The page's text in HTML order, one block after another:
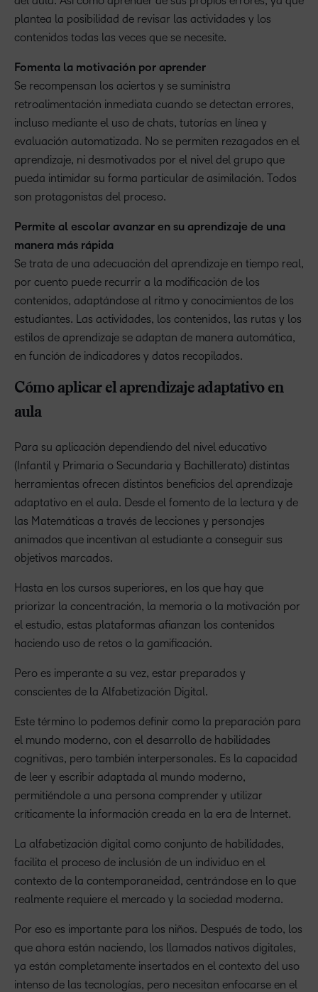
plantea la posibilidad de revisar las actividades y los
contenidos todas las veces que se necesite.
Fomenta la motivación por aprender
Se recompensan los aciertos y se suministra
retroalimentación inmediata cuando se detectan errores,
incluso mediante el uso de chats, tutorías en línea y
evaluación automatizada. No se permiten rezagados en el
aprendizaje, ni desmotivados por el nivel del grupo que
pueda intimidar su forma particular de asimilación. Todos
son protagonistas del proceso.
Permite al escolar avanzar en su aprendizaje de una
manera más rápida
Se trata de una adecuación del aprendizaje en tiempo real,
por cuento puede recurrir a la modificación de los
contenidos, adaptándose al ritmo y conocimientos de los
estudiantes. Las actividades, los contenidos, las rutas y los
estilos de aprendizaje se adaptan de manera automática,
en función de indicadores y datos recopilados.
Cómo aplicar el aprendizaje adaptativo en
aula
Para su aplicación dependiendo del nivel educativo
(Infantil y Primaria o Secundaria y Bachillerato) distintas
herramientas ofrecen distintos beneficios del aprendizaje
adaptativo en el aula. Desde el fomento de la lectura y de
las Matemáticas a través de lecciones y personajes
animados que incentivan al estudiante a conseguir sus
objetivos marcados.
Hasta en los cursos superiores, en los que hay que
priorizar la concentración, la memoria o la motivación por
el estudio, estas plataformas afianzan los contenidos
haciendo uso de retos o la gamificación.
Pero es imperante a su vez, estar preparados y
conscientes de la Alfabetización Digital.
Este término lo podemos definir como la preparación para
el mundo moderno, con el desarrollo de habilidades
cognitivas, pero también interpersonales. Es la capacidad
de leer y escribir adaptada al mundo moderno,
permitiéndole a una persona comprender y utilizar
críticamente la información creada en la era de Internet.
La alfabetización digital como conjunto de habilidades,
facilita el proceso de inclusión de un individuo en el
contexto de la contemporaneidad, centrándose en lo que
realmente requiere el mercado y la sociedad moderna.
Por eso es importante para los niños. Después de todo, los
que ahora están naciendo, los llamados nativos digitales,
ya están completamente insertados en el contexto del uso
intenso de las tecnologías, pero necesitan enfocarse en el